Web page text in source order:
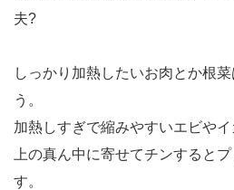
夫?
しっかり加熱したいお肉とか根
う。
加熱しすぎで縮みやすいエビや
上の真ん中に寄せてチンすると
す。